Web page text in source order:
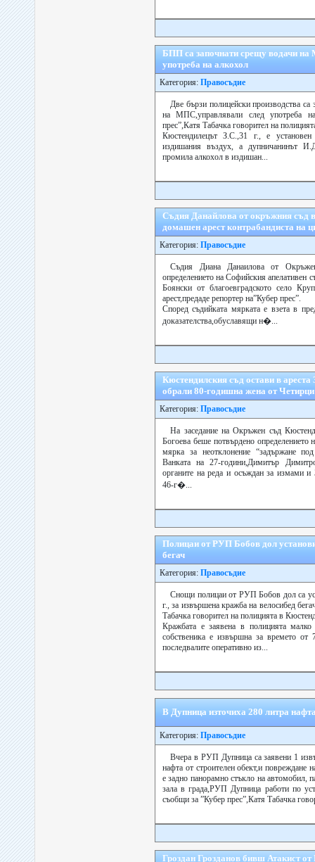
БПП са започнати срещу водачи
употреба на алкохол
Категория: Правосъдие
Две бързи полицейски производства са
на МПС,управлявали след употреба
прес”,Катя Табачка говорител на
Кюстендилецът З.С.,31 г., е
издишания въздух, а дупничанинът
промила алкохол в издишан...
Съдия Данайлова от окръжния съд
домашен арест контрабандиста на
Категория: Правосъдие
Съдия Диана Данаилова от
определението на Софийския апелативен
Боянски от благоевградското село
арест,предаде репортер на”Кубер прес”.
Според съдийката мярката е взета в
доказателства,обуславящи н�...
Кюстендилския съд остави в
обрали 80-годишна жена от Четирци
Категория: Правосъдие
На заседание на Окръжен съд
Богоева беше потвърдено определението
мярка за неотклонение “задържане
Ванката на 27-години,Димитър
органите на реда и осъждан за измами
46-г�...
Полицаи от РУП Бобов дол
бегач
Категория: Правосъдие
Снощи полицаи от РУП Бобов дол са
г., за извършена кражба на велосибед
Табачка говорител на полицията в
Кражбата е заявена в полицията
собственика е извършна за времето
последвалите оперативно из...
В Дупница източиха 280 литра
Категория: Правосъдие
Вчера в РУП Дупница са заявени 1
нафта от строителен обект,и
е задно панорамно стъкло на автомобил,
зала в града,РУП Дупница работи по
съобщи за ”Кубер прес”,Катя Табачка
Гроздан Грозданов бивш Атакист